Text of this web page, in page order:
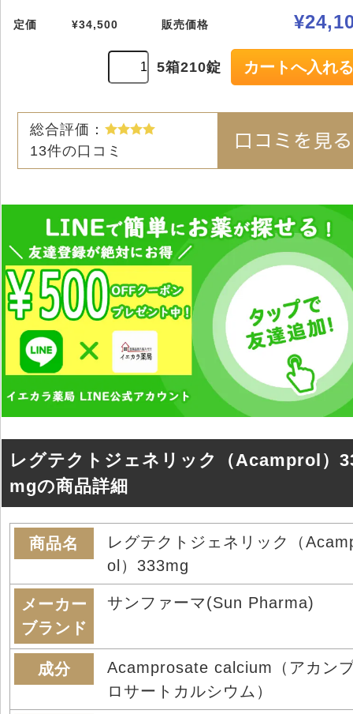
定価 ¥34,500 販売価格
5箱210錠
総合評価：
13件の口コミ
レグテクトジェネリック（Acamprol）
mgの商品詳細
商品名
レグテクトジェネリック（
ol）333mg
メーカー
ブランド
サンファーマ(Sun Pharma)
成分
Acamprosate calcium（アカン
ロサートカルシウム）